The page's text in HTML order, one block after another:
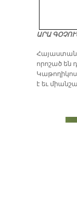
ԱՐԱ
որոշած են
է եւ